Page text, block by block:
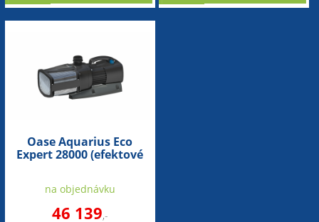
Oase Aquarius Eco
Expert 28000 (efektové
na objednávku
46 139,-